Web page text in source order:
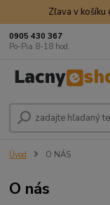
Zľava v
0905 430 367
Po-Pia 8-18 hod.
Úvod O NÁS
O nás